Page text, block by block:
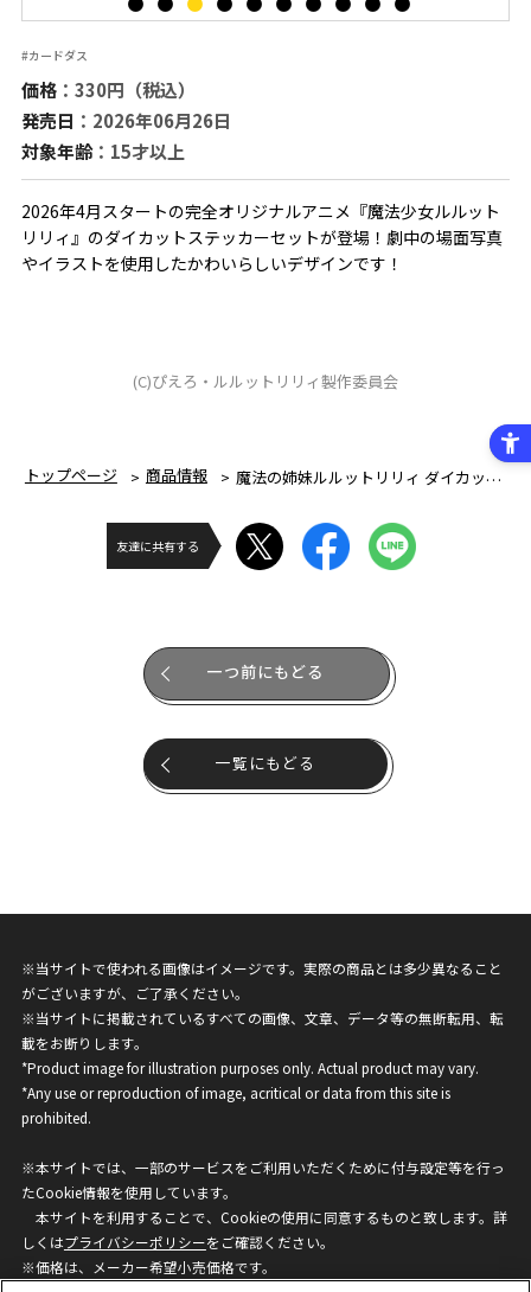
#カードダス
価格：330円（税込）
発売日 ：2026年06月26日
対象年齢：15才以上
2026年4月スタートの完全オリジナルアニメ『魔法少女ルルット
リリィ』のダイカットステッカーセットが登場！劇中の場面写真
やイラストを使用したかわいらしいデザインです！
(C)ぴえろ・ルルットリリィ製作委員会
トップページ 商品情報 魔法の姉妹ルルットリリィ ダイカットステッカーセット(パック）
友達に共有する
一つ前にもどる
一覧にもどる
※当サイトで使われる画像はイメージです。実際の商品とは多少異なること
がございますが、ご了承ください。
※当サイトに掲載されているすべての画像、文章、データ等の無断転用、転
載をお断りします。
*Product image for illustration purposes only. Actual product may vary.
*Any use or reproduction of image, acritical or data from this site is
prohibited.
※本サイトでは、一部のサービスをご利用いただくために付与設定等を行っ
たCookie情報を使用しています。
本サイトを利用することで、Cookieの使用に同意するものと致します。詳
しくはプライバシーポリシーをご確認ください。
※価格は、メーカー希望小売価格です。